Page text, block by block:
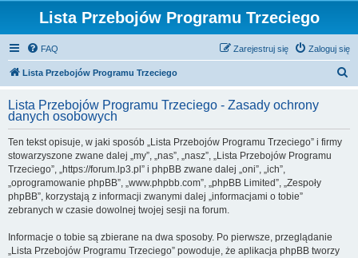
Lista Przebojów Programu Trzeciego
FAQ Zaloguj się
Zarejestruj się
Lista Przebojów Programu Trzeciego
k
Lista Przebojów Programu Trzeciego - Zasady ochrony
danych osobowych
Ten tekst opisuje, w jaki sposób „Lista Przebojów Programu Trzeciego” i firmy
stowarzyszone zwane dalej „my”, „nas”, „nasz”, „Lista Przebojów Programu
Trzeciego”, „https://forum.lp3.pl” i phpBB zwane dalej „oni”, „ich”,
„oprogramowanie phpBB”, „www.phpbb.com”, „phpBB Limited”, „Zespoły
phpBB”, korzystają z informacji zwanymi dalej „informacjami o tobie”
zebranych w czasie dowolnej twojej sesji na forum.
Informacje o tobie są zbierane na dwa sposoby. Po pierwsze, przeglądanie
„Lista Przebojów Programu Trzeciego” powoduje, że aplikacja phpBB tworzy